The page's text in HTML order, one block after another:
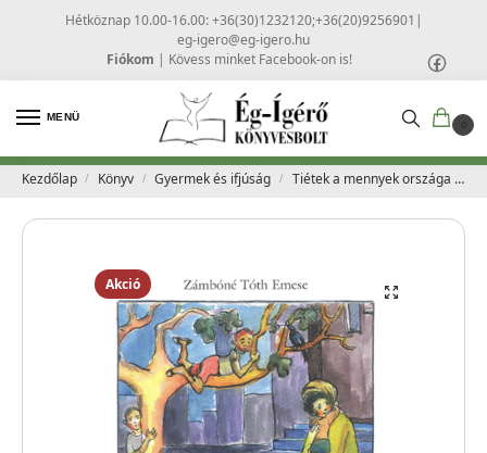
Hétköznap 10.00-16.00: +36(30)1232120;+36(20)9256901 |
eg-igero@eg-igero.hu
Fiókom | Kövess minket Facebook-on is!
MENÜ
0
Kezdőlap / Könyv / Gyermek és ifjúság / Tiétek a mennyek országa – Zámbóné Tóth Emese
Akció